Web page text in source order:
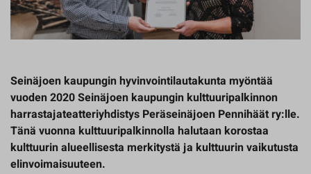
Seinäjoen kaupungin hyvinvointilautakunta myöntää
vuoden 2020 Seinäjoen kaupungin kulttuuripalkinnon
harrastajateatteriyhdistys Peräseinäjoen Pennihäät ry:lle.
Tänä vuonna kulttuuripalkinnolla halutaan korostaa
kulttuurin alueellisesta merkitystä ja kulttuurin vaikutusta
elinvoimaisuuteen.